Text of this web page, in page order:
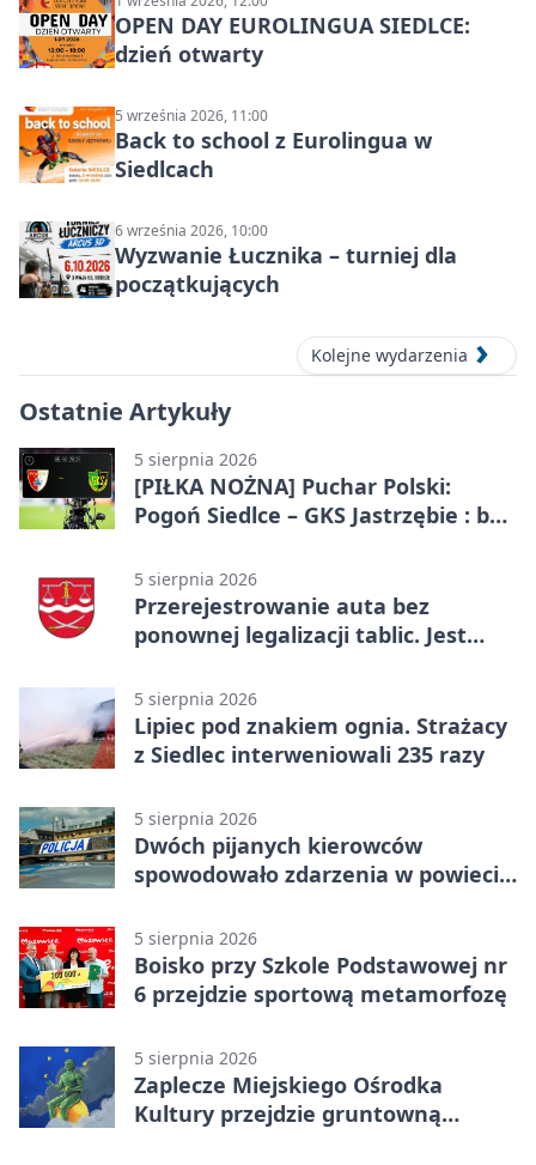
OPEN DAY EUROLINGUA SIEDLCE:
dzień otwarty
5 września 2026, 11:00
Back to school z Eurolingua w
Siedlcach
6 września 2026, 10:00
Wyzwanie Łucznika – turniej dla
początkujących
Kolejne wydarzenia
Ostatnie Artykuły
5 sierpnia 2026
[PIŁKA NOŻNA] Puchar Polski:
Pogoń Siedlce – GKS Jastrzębie : bez
5 sierpnia 2026
Przerejestrowanie auta bez
ponownej legalizacji tablic. Jest
5 sierpnia 2026
Lipiec pod znakiem ognia. Strażacy
z Siedlec interweniowali 235 razy
5 sierpnia 2026
Dwóch pijanych kierowców
spowodowało zdarzenia w powiecie
5 sierpnia 2026
Boisko przy Szkole Podstawowej nr
6 przejdzie sportową metamorfozę
5 sierpnia 2026
Zaplecze Miejskiego Ośrodka
Kultury przejdzie gruntowną